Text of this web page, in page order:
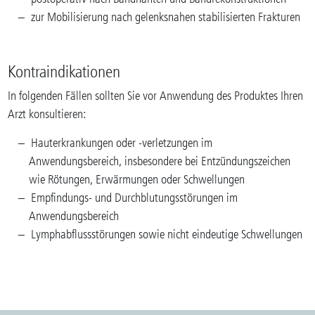
zur Mobilisierung nach gelenksnahen stabilisierten Frakturen
Kontraindikationen
In folgenden Fällen sollten Sie vor Anwendung des Produktes Ihren
Arzt konsultieren:
Hauterkrankungen oder -verletzungen im
Anwendungsbereich, insbesondere bei Entzündungszeichen
wie Rötungen, Erwärmungen oder Schwellungen
Empfindungs- und Durchblutungsstörungen im
Anwendungsbereich
Lymphabflussstörungen sowie nicht eindeutige Schwellungen